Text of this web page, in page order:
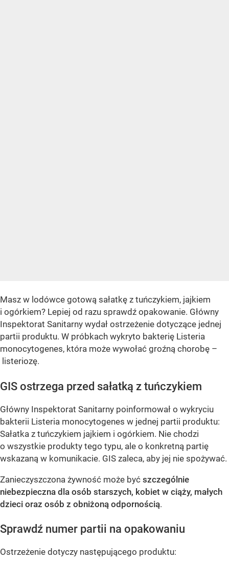
Masz w lodówce gotową sałatkę z tuńczykiem, jajkiem
i ogórkiem? Lepiej od razu sprawdź opakowanie. Główny
Inspektorat Sanitarny wydał ostrzeżenie dotyczące jednej
partii produktu. W próbkach wykryto bakterię Listeria
monocytogenes, która może wywołać groźną chorobę –
listeriozę.
GIS ostrzega przed sałatką z tuńczykiem
Główny Inspektorat Sanitarny poinformował o wykryciu
bakterii Listeria monocytogenes w jednej partii produktu:
Sałatka z tuńczykiem jajkiem i ogórkiem. Nie chodzi
o wszystkie produkty tego typu, ale o konkretną partię
wskazaną w komunikacie. GIS zaleca, aby jej nie spożywać.
Zanieczyszczona żywność może być szczególnie
niebezpieczna dla osób starszych, kobiet w ciąży, małych
dzieci oraz osób z obniżoną odpornością.
Sprawdź numer partii na opakowaniu
Ostrzeżenie dotyczy następującego produktu: